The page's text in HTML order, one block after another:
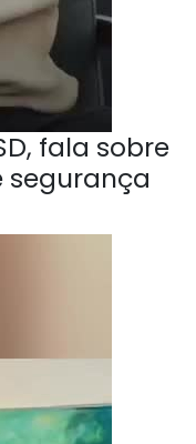
fala sobre
segurança